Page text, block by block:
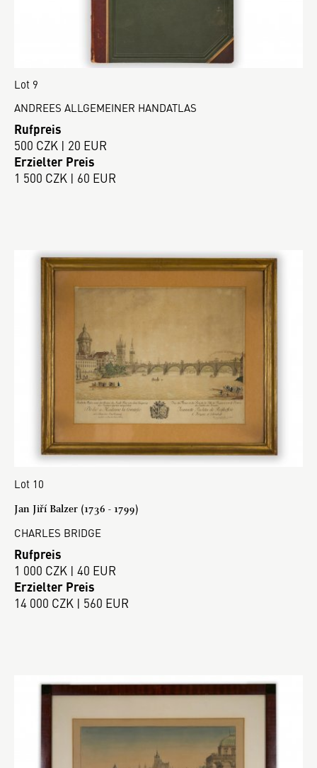
Lot 9
ANDREES ALLGEMEINER HANDATLAS
Rufpreis
500 CZK | 20 EUR
Erzielter Preis
1 500 CZK | 60 EUR
Lot 10
Jan Jiří Balzer (1736 - 1799)
CHARLES BRIDGE
Rufpreis
1 000 CZK | 40 EUR
Erzielter Preis
14 000 CZK | 560 EUR